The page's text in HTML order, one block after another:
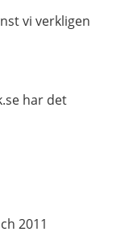
vi verkligen
har det
2011